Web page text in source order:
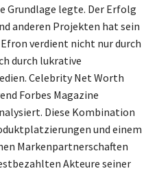
Grundlage legte. Der Erfolg
anderen Projekten hat sein
verdient nicht nur durch
durch lukrative
Celebrity Net Worth
Forbes Magazine
Diese Kombination
und einem
Markenpartnerschaften
Akteure seiner